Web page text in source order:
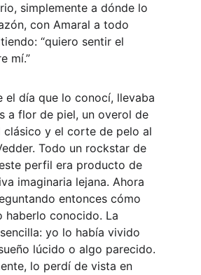
simplemente a dónde lo
con Amaral a todo
“quiero sentir el
mí.”
el día que lo conocí, llevaba
a flor de piel, un overol de
clásico y el corte de pelo al
Todo un rockstar de
perfil era producto de
imaginaria lejana. Ahora
entonces cómo
haberlo conocido. La
yo lo había vivido
lúcido o algo parecido.
lo perdí de vista en